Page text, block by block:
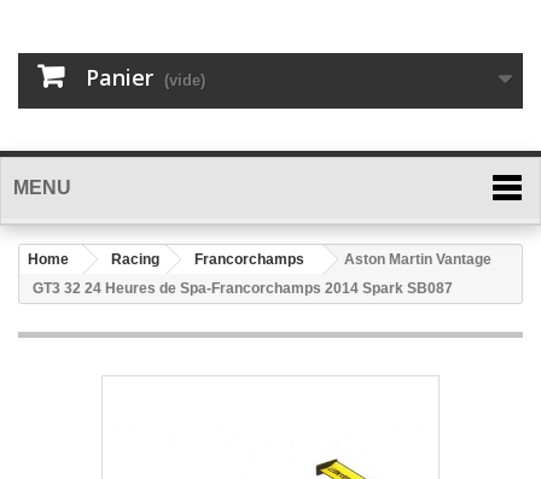
Panier (vide)
MENU
Home Racing Francorchamps
Aston Martin Vantage
GT3 32 24 Heures de Spa-Francorchamps 2014 Spark SB087